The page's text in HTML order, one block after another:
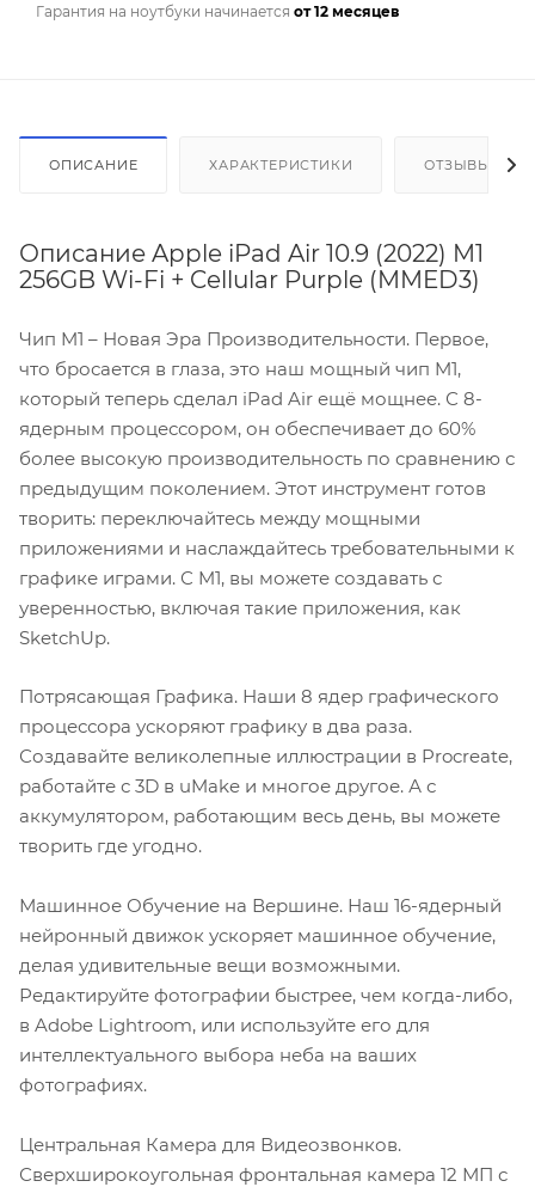
Гарантия на ноутбуки начинается от 12 месяцев
ОПИСАНИЕ ХАРАКТЕРИСТИКИ ОТЗЫВЫ
Описание Apple iPad Air 10.9 (2022) M1
256GB Wi-Fi + Cellular Purple (MMED3)
Чип M1 – Новая Эра Производительности. Первое,
что бросается в глаза, это наш мощный чип M1,
который теперь сделал iPad Air ещё мощнее. С 8-
ядерным процессором, он обеспечивает до 60%
более высокую производительность по сравнению с
предыдущим поколением. Этот инструмент готов
творить: переключайтесь между мощными
приложениями и наслаждайтесь требовательными к
графике играми. С M1, вы можете создавать с
уверенностью, включая такие приложения, как
SketchUp.
Потрясающая Графика. Наши 8 ядер графического
процессора ускоряют графику в два раза.
Создавайте великолепные иллюстрации в Procreate,
работайте с 3D в uMake и многое другое. А с
аккумулятором, работающим весь день, вы можете
творить где угодно.
Машинное Обучение на Вершине. Наш 16-ядерный
нейронный движок ускоряет машинное обучение,
делая удивительные вещи возможными.
Редактируйте фотографии быстрее, чем когда-либо,
в Adobe Lightroom, или используйте его для
интеллектуального выбора неба на ваших
фотографиях.
Центральная Камера для Видеозвонков.
Сверхширокоугольная фронтальная камера 12 МП с